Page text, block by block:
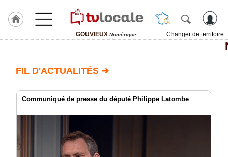
GOUVIEUX Numérique
Changer de territoire
GOUVIEUX
TvLocale
Accueil
FIL D'ACTUALITÉS ➔
Communiqué de presse du député Philippe Latombe